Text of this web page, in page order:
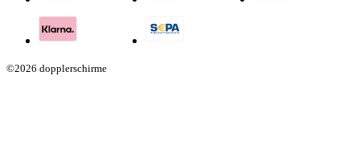
©2026 dopplerschirme